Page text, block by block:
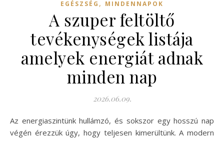
EGÉSZSÉG , MINDENNAPOK
A szuper feltöltő
tevékenységek listája
amelyek energiát adnak
minden nap
2026.06.09.
Az energiaszintünk hullámzó, és sokszor egy hosszú nap
végén érezzük úgy, hogy teljesen kimerültünk. A modern